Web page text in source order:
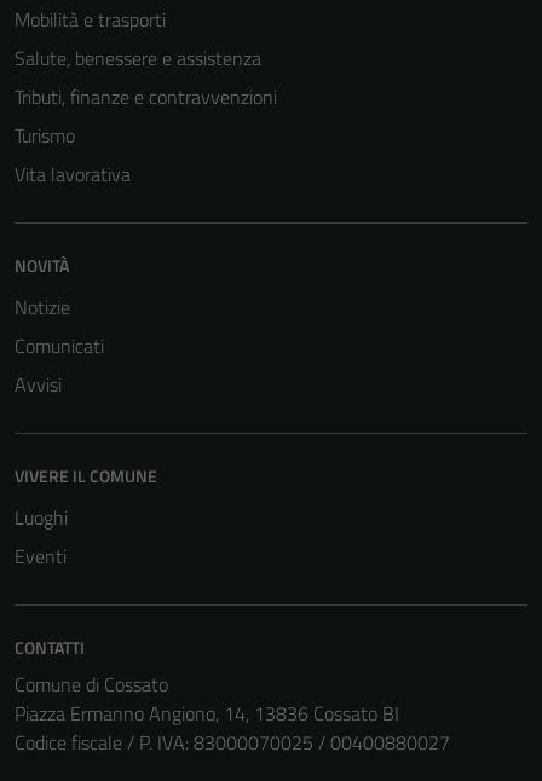
Mobilità e trasporti
Salute, benessere e assistenza
Tributi, finanze e contravvenzioni
Turismo
Vita lavorativa
NOVITÀ
Notizie
Comunicati
Avvisi
VIVERE IL COMUNE
Luoghi
Eventi
CONTATTI
Comune di Cossato
Piazza Ermanno Angiono, 14, 13836 Cossato BI
Codice fiscale / P. IVA: 83000070025 / 00400880027
sono necessari
disabilitati.
personali.